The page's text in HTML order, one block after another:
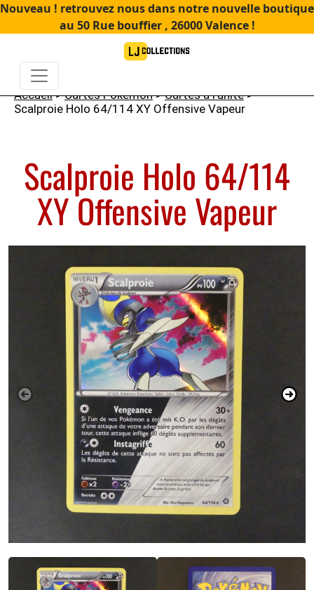
Nouveau ! retrouvez nous dans notre nouvelle boutique
au 50 Rue bouffier , 26000 Valence !
Accueil>Cartes Pokémon>Cartes à l'unité>
Scalproie Holo 64/114 XY Offensive Vapeur
Scalproie Holo 64/114
XY Offensive Vapeur